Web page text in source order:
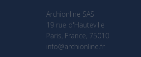
Archionline SAS
19 rue d'Hauteville
Paris, France, 75010
info@archionline.fr